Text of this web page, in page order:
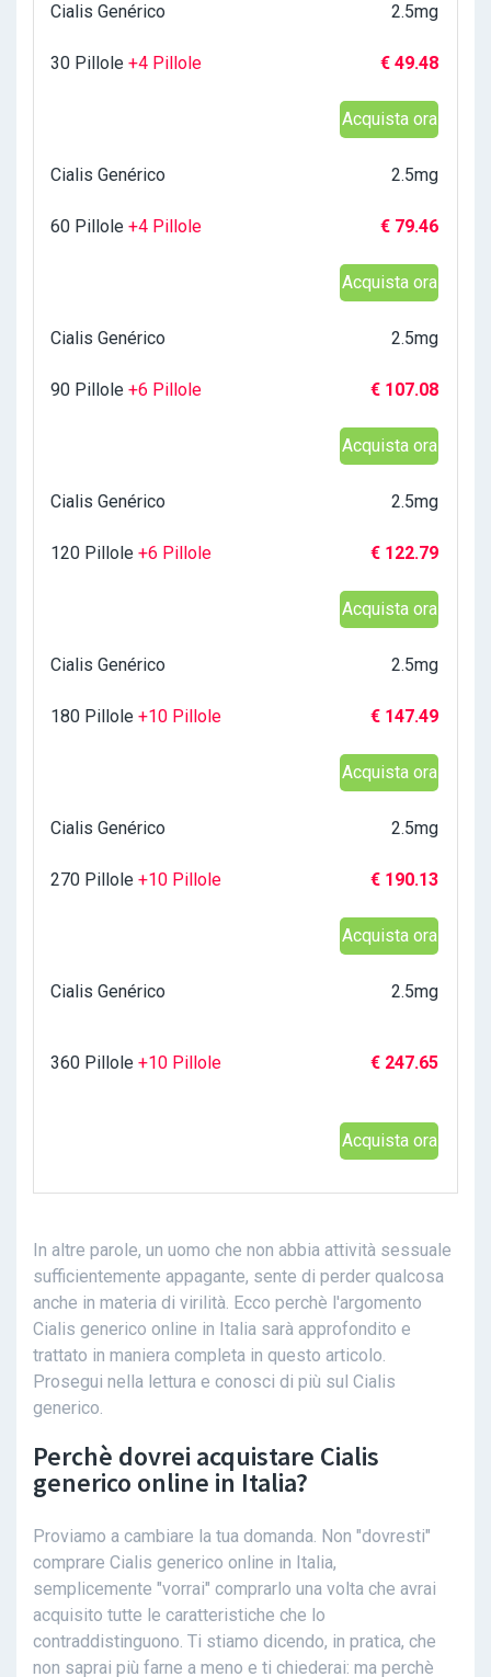
Cialis Genérico 2.5mg
30 Pillole +4 Pillole € 49.48
Acquista ora
Cialis Genérico 2.5mg
60 Pillole +4 Pillole € 79.46
Acquista ora
Cialis Genérico 2.5mg
90 Pillole +6 Pillole € 107.08
Acquista ora
Cialis Genérico 2.5mg
120 Pillole +6 Pillole € 122.79
Acquista ora
Cialis Genérico 2.5mg
180 Pillole +10 Pillole € 147.49
Acquista ora
Cialis Genérico 2.5mg
270 Pillole +10 Pillole € 190.13
Acquista ora
Cialis Genérico 2.5mg
360 Pillole +10 Pillole € 247.65
Acquista ora
In altre parole, un uomo che non abbia attività sessuale
sufficientemente appagante, sente di perder qualcosa
anche in materia di virilità. Ecco perchè l'argomento
Cialis generico online in Italia sarà approfondito e
trattato in maniera completa in questo articolo.
Prosegui nella lettura e conosci di più sul Cialis
generico.
Perchè dovrei acquistare Cialis
generico online in Italia?
Proviamo a cambiare la tua domanda. Non "dovresti"
comprare Cialis generico online in Italia,
semplicemente "vorrai" comprarlo una volta che avrai
acquisito tutte le caratteristiche che lo
contraddistinguono. Ti stiamo dicendo, in pratica, che
non saprai più farne a meno e ti chiederai: ma perchè